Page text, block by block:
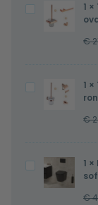
Toilet
rose
goud
1 ×
€
Toilet
rose
goud
rond
1 ×
€
Hangend
toilet
1 ×
€